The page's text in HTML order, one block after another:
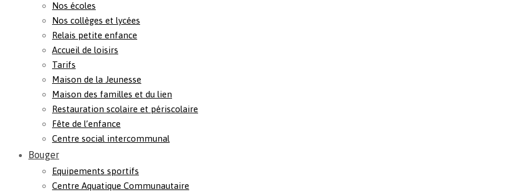
Nos écoles
Nos collèges et lycées
Relais petite enfance
Accueil de loisirs
Tarifs
Maison de la Jeunesse
Maison des familles et du lien
Restauration scolaire et périscolaire
Fête de l’enfance
Centre social intercommunal
Bouger
Equipements sportifs
Centre Aquatique Communautaire